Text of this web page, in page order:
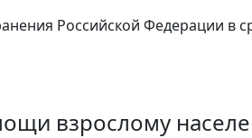
Российской Федерации в
взрослому